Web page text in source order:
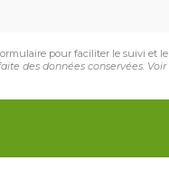
pour faciliter le suivi et le
des données conservées. Voir